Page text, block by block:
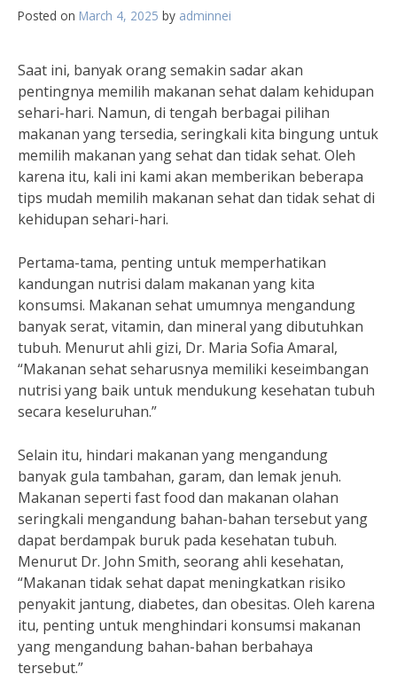
Posted on March 4, 2025 by adminnei
Saat ini, banyak orang semakin sadar akan
pentingnya memilih makanan sehat dalam kehidupan
sehari-hari. Namun, di tengah berbagai pilihan
makanan yang tersedia, seringkali kita bingung untuk
memilih makanan yang sehat dan tidak sehat. Oleh
karena itu, kali ini kami akan memberikan beberapa
tips mudah memilih makanan sehat dan tidak sehat di
kehidupan sehari-hari.
Pertama-tama, penting untuk memperhatikan
kandungan nutrisi dalam makanan yang kita
konsumsi. Makanan sehat umumnya mengandung
banyak serat, vitamin, dan mineral yang dibutuhkan
tubuh. Menurut ahli gizi, Dr. Maria Sofia Amaral,
“Makanan sehat seharusnya memiliki keseimbangan
nutrisi yang baik untuk mendukung kesehatan tubuh
secara keseluruhan.”
Selain itu, hindari makanan yang mengandung
banyak gula tambahan, garam, dan lemak jenuh.
Makanan seperti fast food dan makanan olahan
seringkali mengandung bahan-bahan tersebut yang
dapat berdampak buruk pada kesehatan tubuh.
Menurut Dr. John Smith, seorang ahli kesehatan,
“Makanan tidak sehat dapat meningkatkan risiko
penyakit jantung, diabetes, dan obesitas. Oleh karena
itu, penting untuk menghindari konsumsi makanan
yang mengandung bahan-bahan berbahaya
tersebut.”